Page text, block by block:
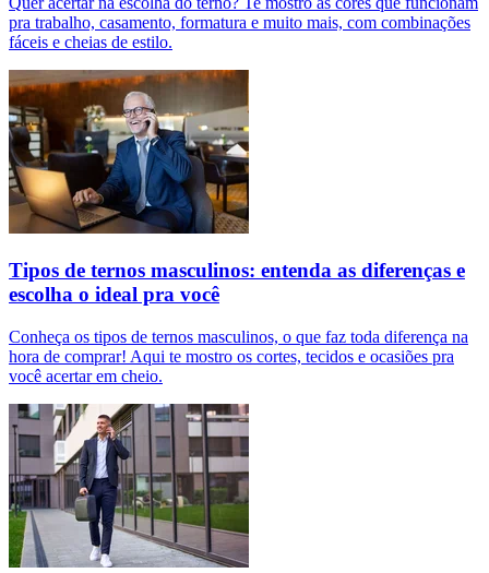
pra trabalho, casamento, formatura e muito mais, com combinações
fáceis e cheias de estilo.
Tipos de ternos masculinos: entenda as diferenças e
escolha o ideal pra você
Conheça os tipos de ternos masculinos, o que faz toda diferença na
hora de comprar! Aqui te mostro os cortes, tecidos e ocasiões pra
você acertar em cheio.